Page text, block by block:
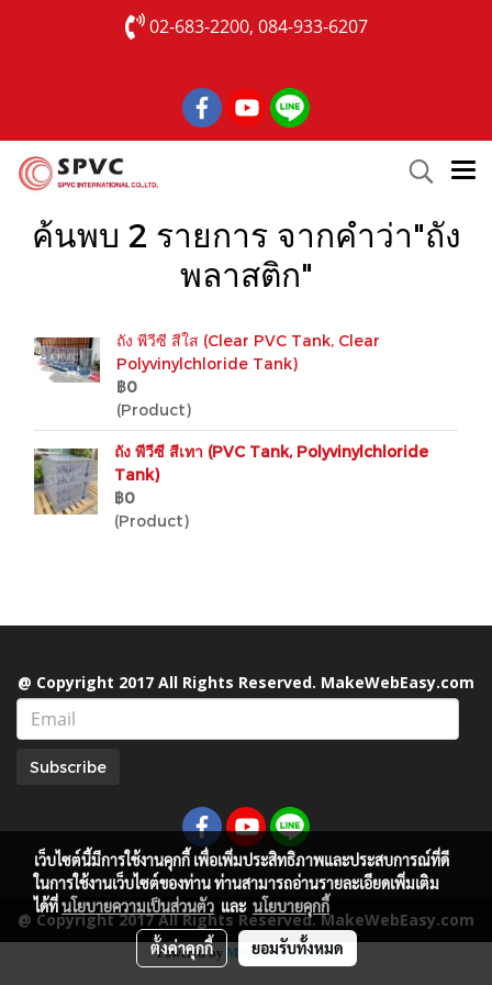
02-683-2200, 084-933-6207
ค้นพบ 2 รายการ จากคำว่า"ถัง
พลาสติก"
ถัง พีวีซี สีใส (Clear PVC Tank, Clear
Polyvinylchloride Tank)
฿0
(Product)
ถัง พีวีซี สีเทา (PVC Tank, Polyvinylchloride
Tank)
฿0
(Product)
@ Copyright 2017 All Rights Reserved. MakeWebEasy.com
Subscribe
@ Copyright 2017 All Rights Reserved. MakeWebEasy.com
Powered by MakeWebEasy.com
เว็บไซต์นี้มีการใช้งานคุกกี้ เพื่อเพิ่มประสิทธิภาพและประสบการณ์ที่ดี
ในการใช้งานเว็บไซต์ของท่าน ท่านสามารถอ่านรายละเอียดเพิ่มเติม
ได้ที่นโยบายความเป็นส่วนตัว และ นโยบายคุกกี้
ตั้งค่าคุกกี้ ยอมรับทั้งหมด